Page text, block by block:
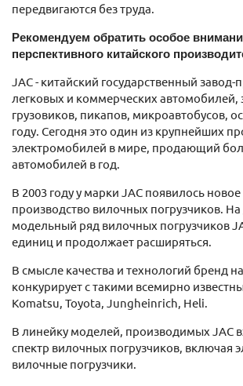
передвигаются без труда.
Рекомендуем обратить особое
перспективного китайского
JAC - китайский государственный завод-
легковых и коммерческих автомобилей,
грузовиков, пикапов, микроавтобусов,
году. Сегодня это один из крупнейших
электромобилей в мире, продающий
автомобилей в год.
В 2003 году у марки JAC появилось
производство вилочных погрузчиков.
модельный ряд вилочных погрузчиков
единиц и продолжает расширяться.
В смысле качества и технологий бренд
конкурирует с такими всемирно
Komatsu, Toyota, Jungheinrich, Heli.
В линейку моделей, производимых JAC
спектр вилочных погрузчиков, включая
вилочные погрузчики.